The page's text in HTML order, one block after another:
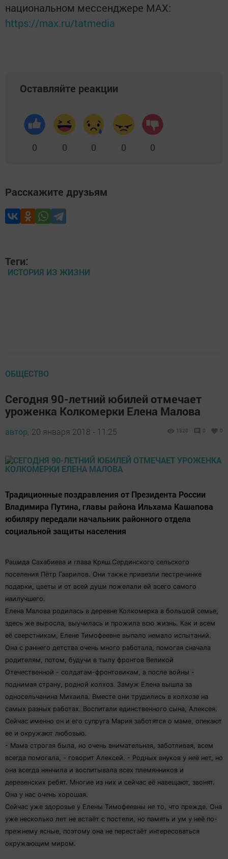
национальном мессенджере MАХ:
https://max.ru/tatmedia
Оставляйте реакции
0 0 0 0 0
Расскажите друзьям
Теги:
ИСТОРИЯ ИЗ ЖИЗНИ
ОБЩЕСТВО
Сегодня 90-летний юбилей отмечает
уроженка Колкомерки Елена Малова
автор, 20 января 2018 - 11:25 1320 0 0
Традиционные поздравления от Президента России
Владимира Путина, главы района Ильхама Кашапова
юбиляру передали начальник районного отдела
социальной защиты населения
Рашида Сахабиева и глава Кряш.Сердинского сельского
поселения Пётр Гаврилов. Они также привезли пестречинке
подарки, цветы и от всей души пожелали ей всего самого
наилучшего.
Елена Малова родилась в деревне Колкомерка в большой семье,
здесь же выросла, выучилась и прожила всю жизнь. Как и всем
её сверстникам, Елене Тимофеевне выпало немало испытаний.
Она с раннего детства очень много работала, помогая сначала
родителям, потом, будучи в тылу фронтов Великой
Отечественной - солдатам-фронтовикам, а после войны -
поднимая страну, родной колхоз. Замуж Елена вышла за
односельчанина Михаила. Вместе они трудились в колхозе на
самых разных работах. Воспитали единственного сына, Алексея.
Сейчас именно он и его супруга Мария заботятся о маме, опекают
ее и окружают любовью.
- Мама строгая была, но очень внимательная, заботливая, всем
всегда помогала, - говорит Алексей. - Родных внуков у неё нет, но
она всегда нянчила и воспитывала всех племянников и
деревенских ребят. Многие из них и сейчас её навещают, звонят.
Она у нас очень хорошая.
Сейчас уже здоровье у Елены Тимофеевны не то, что прежде. Она
уже несколько лет не встаёт с постели, но память и ум у неё по-
прежнему ясные, поэтому она не перестаёт интересоваться
окружающим миром.